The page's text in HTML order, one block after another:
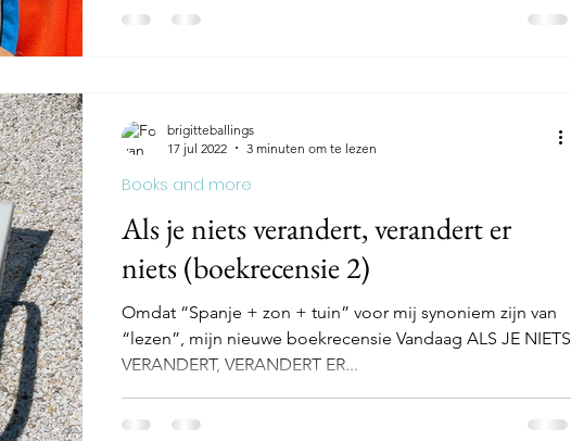
Als je niets verandert, verandert er
niets (boekrecensie 2)
Omdat “Spanje + zon + tuin” voor mij synoniem zijn van
“lezen”, mijn nieuwe boekrecensie Vandaag ALS JE NIETS
VERANDERT, VERANDERT ER...
Books and more
brigitteballings
17 jul 2022
3 minuten om te lezen